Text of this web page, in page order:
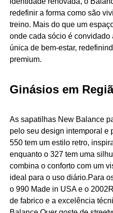
redefinir a forma como são
treino. Mais do que um
onde cada sócio é convidado
única de bem-estar,
premium.
Ginásios em
As sapatilhas New Balance
pelo seu design intemporal e
550 tem um estilo retro,
enquanto o 327 tem uma
combina o conforto com um
ideal para o uso diário.Para
o 990 Made in USA e o
de fabrico e a excelência